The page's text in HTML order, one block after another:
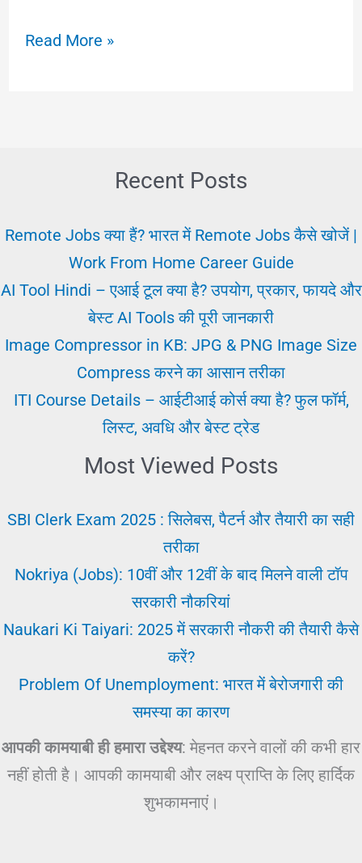
डिजिटल
और
|
हेल्प
Read More »
Recent Posts
Remote Jobs क्या हैं? भारत में Remote Jobs कैसे खोजें |
Work From Home Career Guide
AI Tool Hindi – एआई टूल क्या है? उपयोग, प्रकार, फायदे और
बेस्ट AI Tools की पूरी जानकारी
Image Compressor in KB: JPG & PNG Image Size
Compress करने का आसान तरीका
ITI Course Details – आईटीआई कोर्स क्या है? फुल फॉर्म,
लिस्ट, अवधि और बेस्ट ट्रेड
Most Viewed Posts
SBI Clerk Exam 2025 : सिलेबस, पैटर्न और तैयारी का सही
तरीका
Nokriya (Jobs): 10वीं और 12वीं के बाद मिलने वाली टॉप
सरकारी नौकरियां
Naukari Ki Taiyari: 2025 में सरकारी नौकरी की तैयारी कैसे
करें?
Problem Of Unemployment: भारत में बेरोजगारी की
समस्या का कारण
आपकी कामयाबी ही हमारा उद्देश्य: मेहनत करने वालों की कभी हार
नहीं होती है। आपकी कामयाबी और लक्ष्य प्राप्ति के लिए हार्दिक
शुभकामनाएं।